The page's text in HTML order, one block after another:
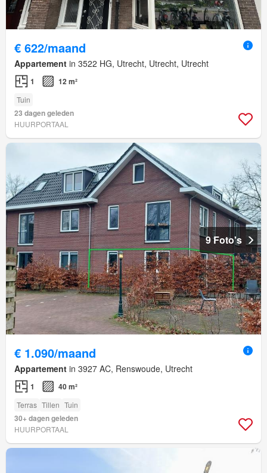
€ 622/maand
Appartement in 3522 HG, Utrecht, Utrecht, Utrecht
1 12 m²
Tuin
23 dagen geleden
HUURPORTAAL
9 Foto's
€ 1.090/maand
Appartement in 3927 AC, Renswoude, Utrecht
1 40 m²
Terras Tillen Tuin
30+ dagen geleden
HUURPORTAAL